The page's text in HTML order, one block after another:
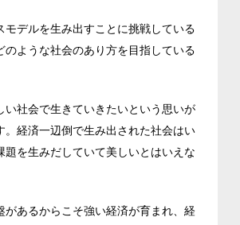
モデルを生み出すことに挑戦している
のような社会のあり方を目指している
い社会で生きていきたいという思いが
。経済一辺倒で生み出された社会はい
題を生みだしていて美しいとはいえな
があるからこそ強い経済が育まれ、経